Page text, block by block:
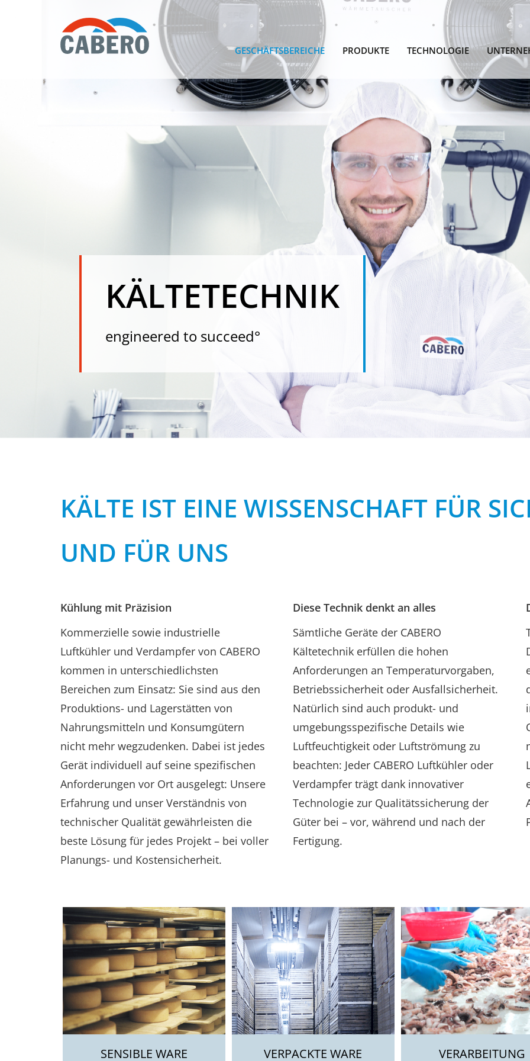
GESCHÄFTSBEREICHE PRODUKTE TECHNOLOGIE
KÄLTETECHNIK
engineered to succeed°
KÄLTE IST EINE WISSENSCHAFT FÜR
UND FÜR UNS
Kühlung mit Präzision
Kommerzielle sowie industrielle
Luftkühler und Verdampfer von CABERO
kommen in unterschiedlichsten
Bereichen zum Einsatz: Sie sind aus den
Produktions- und Lagerstätten von
Nahrungsmitteln und Konsumgütern
nicht mehr wegzudenken. Dabei ist jedes
Gerät individuell auf seine spezifischen
Anforderungen vor Ort ausgelegt: Unsere
Erfahrung und unser Verständnis von
technischer Qualität gewährleisten die
beste Lösung für jedes Projekt – bei voller
Planungs- und Kostensicherheit.
Diese Technik denkt an alles
Sämtliche Geräte der CABERO
Kältetechnik erfüllen die hohen
Anforderungen an Temperaturvorgaben,
Betriebssicherheit oder Ausfallsicherheit.
Natürlich sind auch produkt- und
umgebungsspezifische Details wie
Luftfeuchtigkeit oder Luftströmung zu
beachten: Jeder CABERO Luftkühler oder
Verdampfer trägt dank innovativer
Technologie zur Qualitätssicherung der
Güter bei – vor, während und nach der
Fertigung.
SENSIBLE WARE VERPACKTE WARE VERARBEITUNG